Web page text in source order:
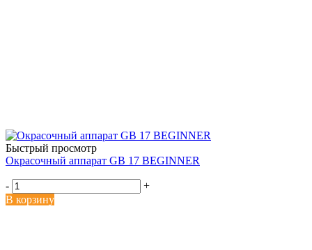
Быстрый просмотр
Окрасочный аппарат GB 17 BEGINNER
-
+
В корзину